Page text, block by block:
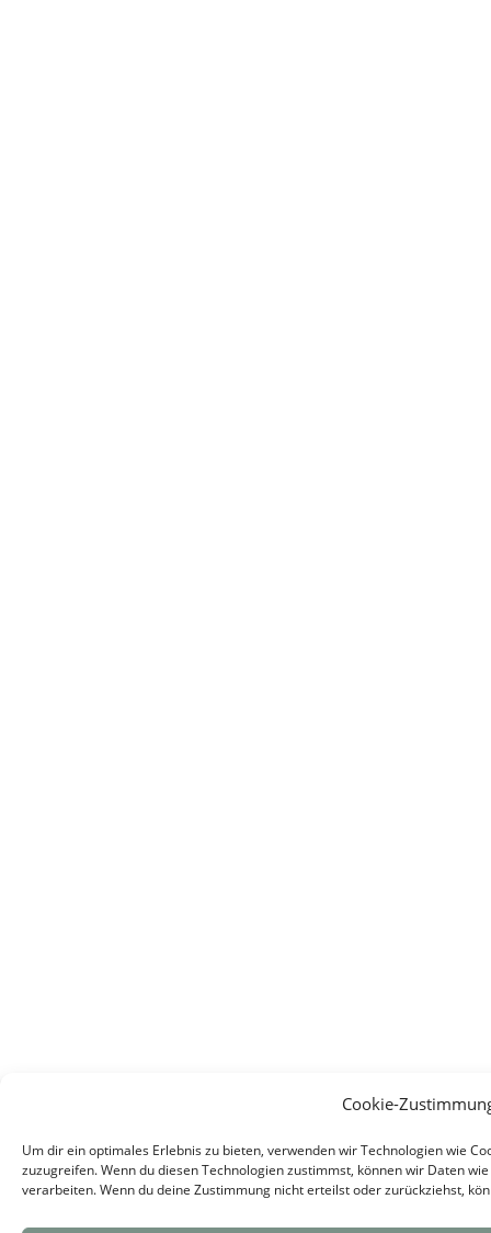
Cookie-
Um dir ein optimales Erlebnis zu bieten, verwenden wir Technologien wie
zuzugreifen. Wenn du diesen Technologien zustimmst, können wir Daten
verarbeiten. Wenn du deine Zustimmung nicht erteilst oder zurückziehst,